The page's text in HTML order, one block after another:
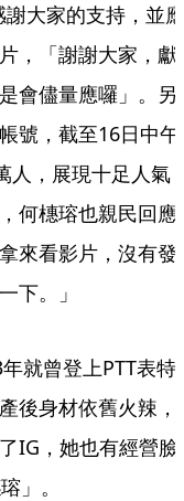
大家的支持，並應
，「謝謝大家，獻
會儘量應囉」。另
號，截至16日中午
人，展現十足人氣
何橞瑢也親民回應
來看影片，沒有發
下。」
就曾登上PTT表特
後身材依舊火辣，
IG，她也有經營臉
」。